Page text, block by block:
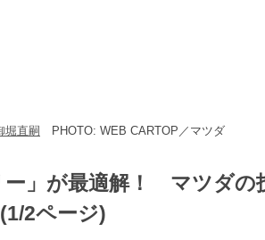
堀直嗣 PHOTO: WEB CARTOP／マツダ
ー」が最適解！ マツダの
2ページ)